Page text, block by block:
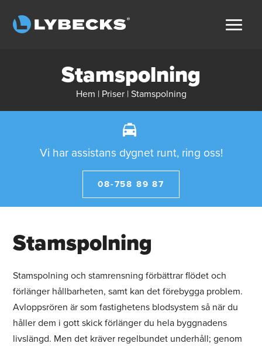
Stamspolning
Hem | Priser|Stamspolning
Vi har assistans dygnet runt, ring oss!
08-758 89 87
Stamspolning
Stamspolning och stamrensning förbättrar flödet och
förlänger hållbarheten, samt kan det förebygga problem.
Avloppsrören är som fastighetens blodsystem så när du
håller dem i gott skick förlänger du hela byggnadens
livslängd. Men det kräver regelbundet underhåll; genom